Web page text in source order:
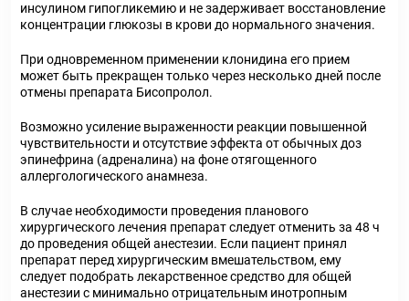
инсулином гипогликемию и не задерживает восстановление
концентрации глюкозы в крови до нормального значения.
При одновременном применении клонидина его прием
может быть прекращен только через несколько дней после
отмены препарата Бисопролол.
Возможно усиление выраженности реакции повышенной
чувствительности и отсутствие эффекта от обычных доз
эпинефрина (адреналина) на фоне отягощенного
аллергологического анамнеза.
В случае необходимости проведения планового
хирургического лечения препарат следует отменить за 48 ч
до проведения общей анестезии. Если пациент принял
препарат перед хирургическим вмешательством, ему
следует подобрать лекарственное средство для общей
анестезии с минимально отрицательным инотропным